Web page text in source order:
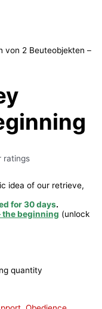
von 2 Beuteobjekten –
ratings
idea of our retrieve,
for 30 days.
the beginning (unlock
quantity